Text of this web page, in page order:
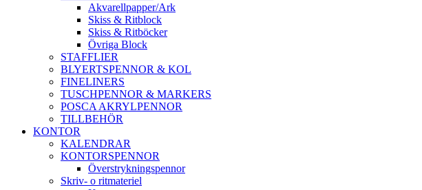
Akvarellpapper/Ark
Skiss & Ritblock
Skiss & Ritböcker
Övriga Block
STAFFLIER
BLYERTSPENNOR & KOL
FINELINERS
TUSCHPENNOR & MARKERS
POSCA AKRYLPENNOR
TILLBEHÖR
KONTOR
KALENDRAR
KONTORSPENNOR
Överstrykningspennor
Skriv- o ritmateriel